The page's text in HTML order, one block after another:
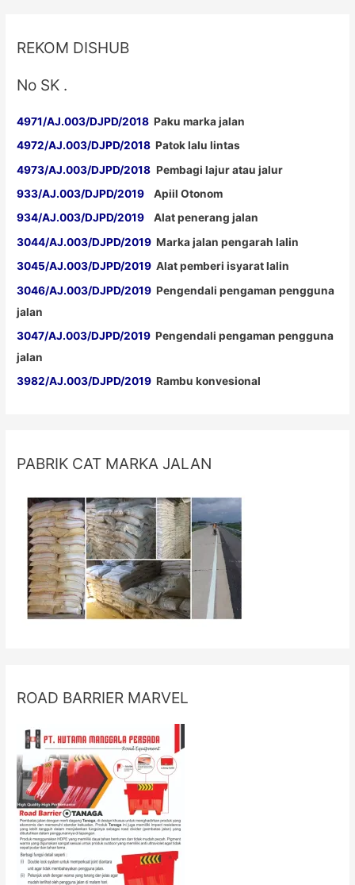
REKOM DISHUB
No SK .
4971/AJ.003/DJPD/2018 Paku marka jalan
4972/AJ.003/DJPD/2018 Patok lalu lintas
4973/AJ.003/DJPD/2018 Pembagi lajur atau jalur
933/AJ.003/DJPD/2019 Apiil Otonom
934/AJ.003/DJPD/2019 Alat penerang jalan
3044/AJ.003/DJPD/2019 Marka jalan pengarah lalin
3045/AJ.003/DJPD/2019 Alat pemberi isyarat lalin
3046/AJ.003/DJPD/2019 Pengendali pengaman pengguna
jalan
3047/AJ.003/DJPD/2019 Pengendali pengaman pengguna
jalan
3982/AJ.003/DJPD/2019 Rambu konvesional
PABRIK CAT MARKA JALAN
ROAD BARRIER MARVEL